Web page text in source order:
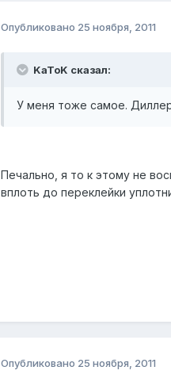
Опубликовано 25 ноября, 2011
KaToK сказал:
У меня тоже самое. Диллер
Печально, я то к этому не
вплоть до переклейки
Опубликовано 25 ноября, 2011